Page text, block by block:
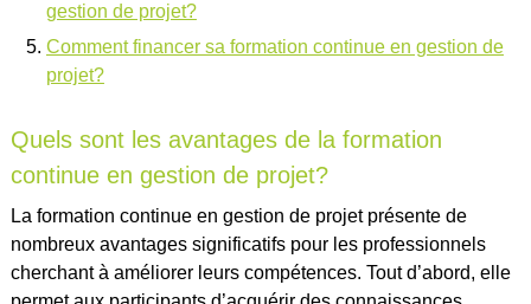
gestion de projet?
Comment financer sa formation continue en gestion de
projet?
Quels sont les avantages de la formation
continue en gestion de projet?
La formation continue en gestion de projet présente de
nombreux avantages significatifs pour les professionnels
cherchant à améliorer leurs compétences. Tout d’abord, elle